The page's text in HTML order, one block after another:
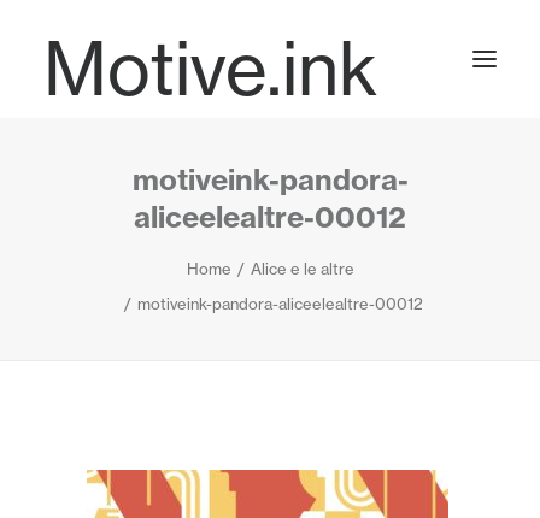
Motive.ink
Projects
Journal
motiveink-pandora-
aliceelealtre-00012
Home
Alice e le altre
motiveink-pandora-aliceelealtre-00012